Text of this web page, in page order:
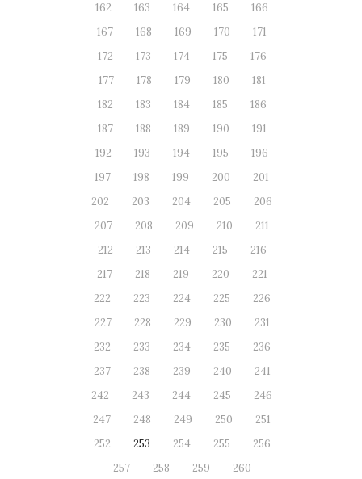
162
163 164 165
166
167
168 169 170
171
172
173 174 175
176
177
178 179 180
181
182
183 184 185
186
187
188 189 190
191
192
193 194 195
196
197
198 199 200
201
202
203 204 205
206
207
208 209 210
211
212
213 214 215
216
217
218 219 220
221
222
223 224 225
226
227
228 229 230
231
232
233 234 235
236
237
238 239 240
241
242
243 244 245
246
247
248 249 250
251
252
253 254 255
256
257
258 259 260